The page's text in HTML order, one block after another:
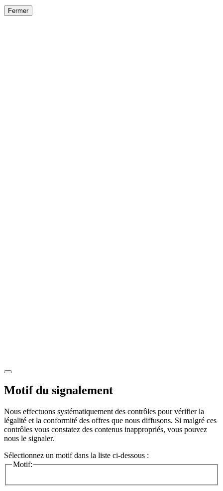
Fermer
Motif du signalement
Nous effectuons systématiquement des contrôles pour vérifier la
légalité et la conformité des offres que nous diffusons. Si malgré ces
contrôles vous constatez des contenus inappropriés, vous pouvez
nous le signaler.
Sélectionnez un motif dans la liste ci-dessous :
Motif: